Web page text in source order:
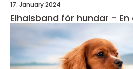
17. January 2024
Elhalsband för hundar -